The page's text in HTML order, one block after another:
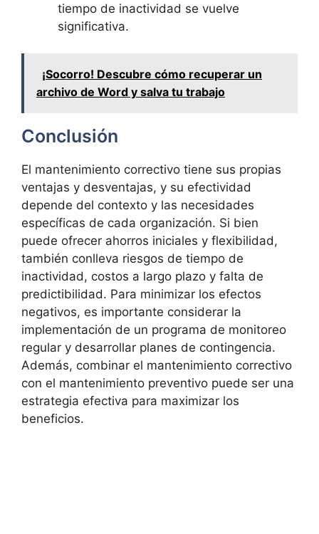
tiempo de inactividad se vuelve
significativa.
¡Socorro! Descubre cómo recuperar un
archivo de Word y salva tu trabajo
Conclusión
El mantenimiento correctivo tiene sus propias
ventajas y desventajas, y su efectividad
depende del contexto y las necesidades
específicas de cada organización. Si bien
puede ofrecer ahorros iniciales y flexibilidad,
también conlleva riesgos de tiempo de
inactividad, costos a largo plazo y falta de
predictibilidad. Para minimizar los efectos
negativos, es importante considerar la
implementación de un programa de monitoreo
regular y desarrollar planes de contingencia.
Además, combinar el mantenimiento correctivo
con el mantenimiento preventivo puede ser una
estrategia efectiva para maximizar los
beneficios.